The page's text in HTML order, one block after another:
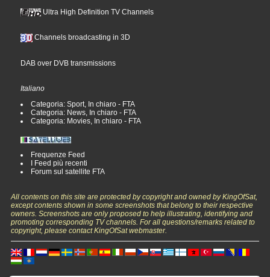
Ultra High Definition TV Channels
Channels broadcasting in 3D
DAB over DVB transmissions
Italiano
Categoria: Sport, In chiaro - FTA
Categoria: News, In chiaro - FTA
Categoria: Movies, In chiaro - FTA
Frequenze Feed
I Feed più recenti
Forum sul satellite FTA
All contents on this site are protected by copyright and owned by KingOfSat,
except contents shown in some screenshots that belong to their respective
owners. Screenshots are only proposed to help illustrating, identifying and
promoting corresponding TV channels. For all questions/remarks related to
copyright, please contact KingOfSat webmaster.